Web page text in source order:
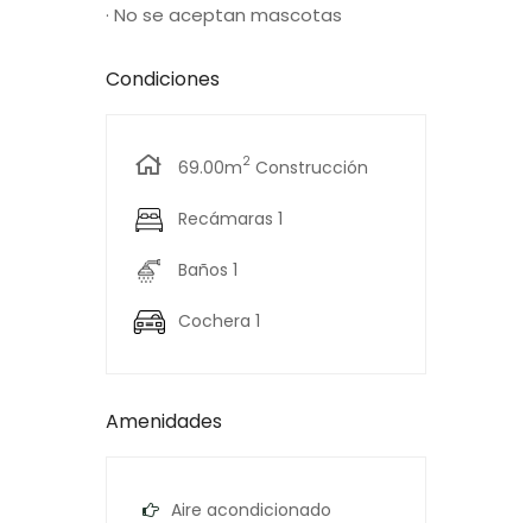
· No se aceptan mascotas
Condiciones
69.00m2 Construcción
Recámaras 1
Baños 1
Cochera 1
Amenidades
Aire acondicionado